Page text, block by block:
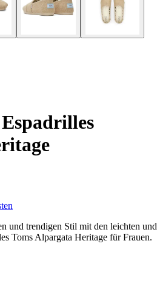
und trendigen Stil mit den leichten und
Toms Alpargata Heritage für Frauen.